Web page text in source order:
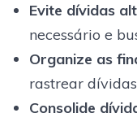
Evite dívidas
necessário e
Organize as
rastrear
Consolide